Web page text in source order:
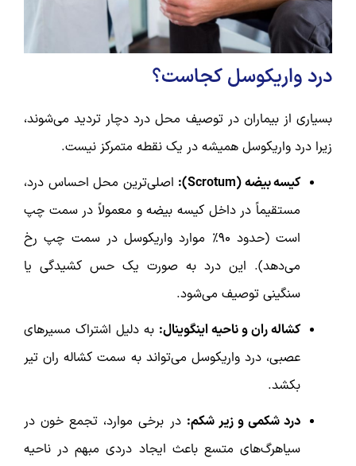
درد واریکوسل کجاست؟
بسیاری از بیماران در توصیف محل درد دچار تردید می‌شوند،
زیرا درد واریکوسل همیشه در یک نقطه متمرکز نیست.
کیسه بیضه (Scrotum):
اصلی‌ترین محل احساس درد،
مستقیماً در داخل کیسه بیضه و معمولاً در سمت چپ
است (حدود ۹۰٪ موارد واریکوسل در سمت چپ رخ
می‌دهد). این درد به صورت یک حس کشیدگی یا
سنگینی توصیف می‌شود.
کشاله ران و ناحیه اینگوینال: به دلیل اشتراک مسیرهای
عصبی، درد واریکوسل می‌تواند به سمت کشاله ران تیر
بکشد.
درد شکمی و زیر شکم: در برخی موارد، تجمع خون در
سیاهرگ‌های متسع باعث ایجاد دردی مبهم در ناحیه